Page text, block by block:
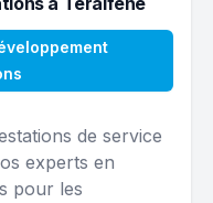
de service
experts en
pour les